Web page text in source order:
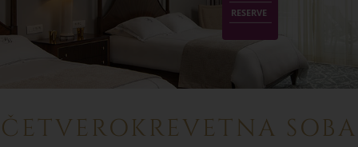
ČETVEROKREVETNA SOBA
RESERVE
RESERVE